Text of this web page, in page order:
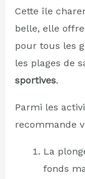
Cette île
belle, elle
pour tous les
les plages de
sportives.
Parmi les
recommande
La
fonds